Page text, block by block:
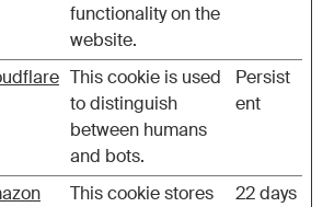
functionality on the
website.
This cookie is used
to distinguish
between humans
and bots.
Persist
ent
This cookie stores
22 days